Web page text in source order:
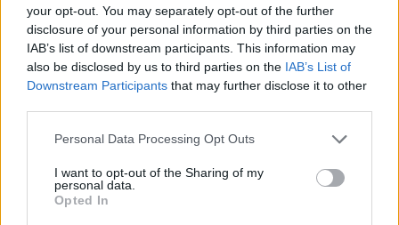
your opt-out. You may separately opt-out of the further
disclosure of your personal information by third parties on the
IAB’s list of downstream participants. This information may
also be disclosed by us to third parties on the IAB’s List of
Downstream Participants that may further disclose it to other
Personal Data Processing Opt Outs
I want to opt-out of the Sharing of my
personal data.
Opted In